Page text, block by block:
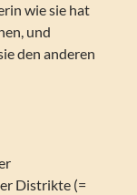
wie sie hat
und
den anderen
Distrikte (=